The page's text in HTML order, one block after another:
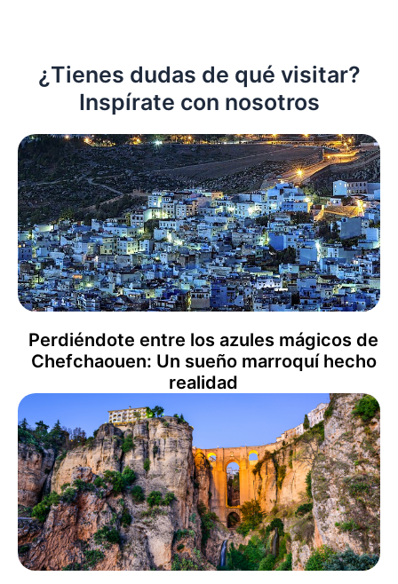
¿Tienes dudas de qué visitar?
Inspírate con nosotros
Perdiéndote entre los azules mágicos de
Chefchaouen: Un sueño marroquí hecho
realidad